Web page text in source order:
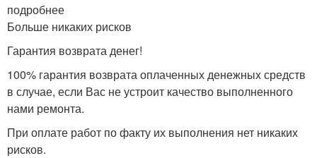
подробнее
Больше никаких рисков
Гарантия возврата денег!
100% гарантия возврата оплаченных денежных средств
в случае, если Вас не устроит качество выполненного
нами ремонта.
При оплате работ по факту их выполнения нет никаких
рисков.